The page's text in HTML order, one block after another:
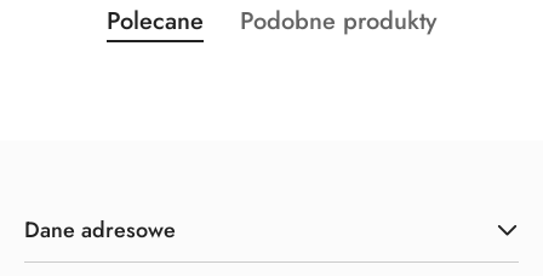
Pomiń karuzelę produktów
Produkty
o
Polecane
Produkty
Podobne produkty
Dane adresowe